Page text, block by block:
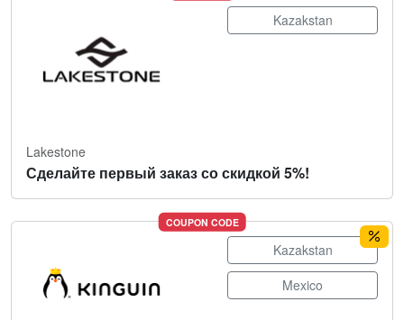
Kazakstan
Lakestone
Сделайте первый заказ со скидкой 5%!
COUPON CODE
Kazakstan
Mexico